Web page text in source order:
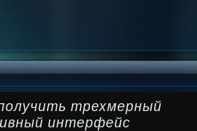
трехмерный
интерфейс